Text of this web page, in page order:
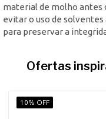
material de molho antes
evitar o uso de
para preservar a
Ofertas
10% OFF